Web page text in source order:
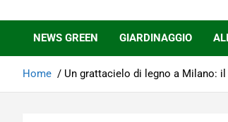
Ecoo.it
NEWS GREEN GIARDINAGGIO
Home Un grattacielo di legno a Milano: